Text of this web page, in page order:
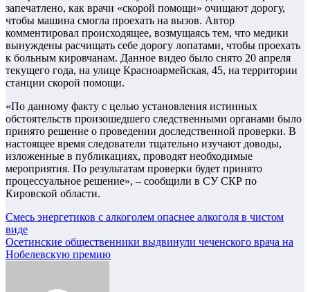
запечатлено, как врачи «скорой помощи» очищают дорогу,
чтобы машина смогла проехать на вызов. Автор
комментировал происходящее, возмущаясь тем, что медики
вынуждены расчищать себе дорогу лопатами, чтобы проехать
к больным кировчанам. Данное видео было снято 20 апреля
текущего года, на улице Красноармейская, 45, на территории
станции скорой помощи.
«По данному факту с целью установления истинных
обстоятельств произошедшего следственными органами было
принято решение о проведении доследственной проверки. В
настоящее время следователи тщательно изучают доводы,
изложенные в публикациях, проводят необходимые
мероприятия. По результатам проверки будет принято
процессуальное решение», – сообщили в СУ СКР по
Кировской области.
Навигация
по
записям
Смесь энергетиков с алкоголем опаснее алкоголя в чистом
виде
Осетинские общественники выдвинули чеченского врача на
Нобелевскую премию